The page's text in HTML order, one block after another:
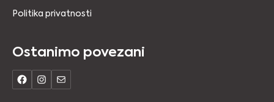
Politika privatnosti
Ostanimo povezani